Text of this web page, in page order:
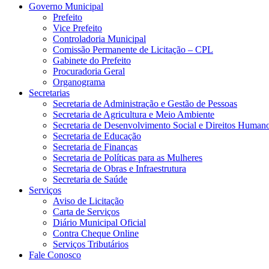
Governo Municipal
Prefeito
Vice Prefeito
Controladoria Municipal
Comissão Permanente de Licitação – CPL
Gabinete do Prefeito
Procuradoria Geral
Organograma
Secretarias
Secretaria de Administração e Gestão de Pessoas
Secretaria de Agricultura e Meio Ambiente
Secretaria de Desenvolvimento Social e Direitos
Secretaria de Educação
Secretaria de Finanças
Secretaria de Políticas para as Mulheres
Secretaria de Obras e Infraestrutura
Secretaria de Saúde
Serviços
Aviso de Licitação
Carta de Serviços
Diário Municipal Oficial
Contra Cheque Online
Serviços Tributários
Fale Conosco